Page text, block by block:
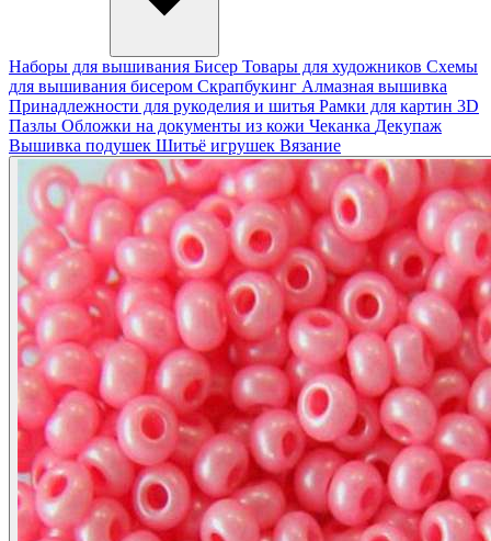
Наборы для вышивания Бисер Товары для художников Схемы
для вышивания бисером Скрапбукинг Алмазная вышивка
Принадлежности для рукоделия и шитья Рамки для картин 3D
Пазлы Обложки на документы из кожи Чеканка Декупаж
Вышивка подушек Шитьё игрушек Вязание